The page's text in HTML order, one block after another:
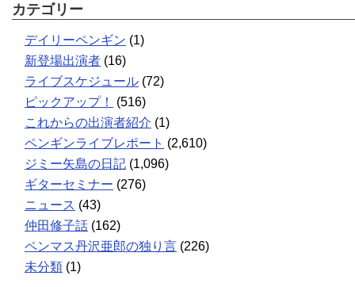
カテゴリー
デイリーペンギン (1)
新登場出演者 (16)
ライブスケジュール (72)
ピックアップ！
(516)
これからの出演者紹介 (1)
ペンギンライブレポート (2,610)
ジミー矢島の日記 (1,096)
ギターセミナー (276)
ニュース (43)
仲田修子話 (162)
ペンマス丹沢亜郎の独り言 (226)
未分類 (1)